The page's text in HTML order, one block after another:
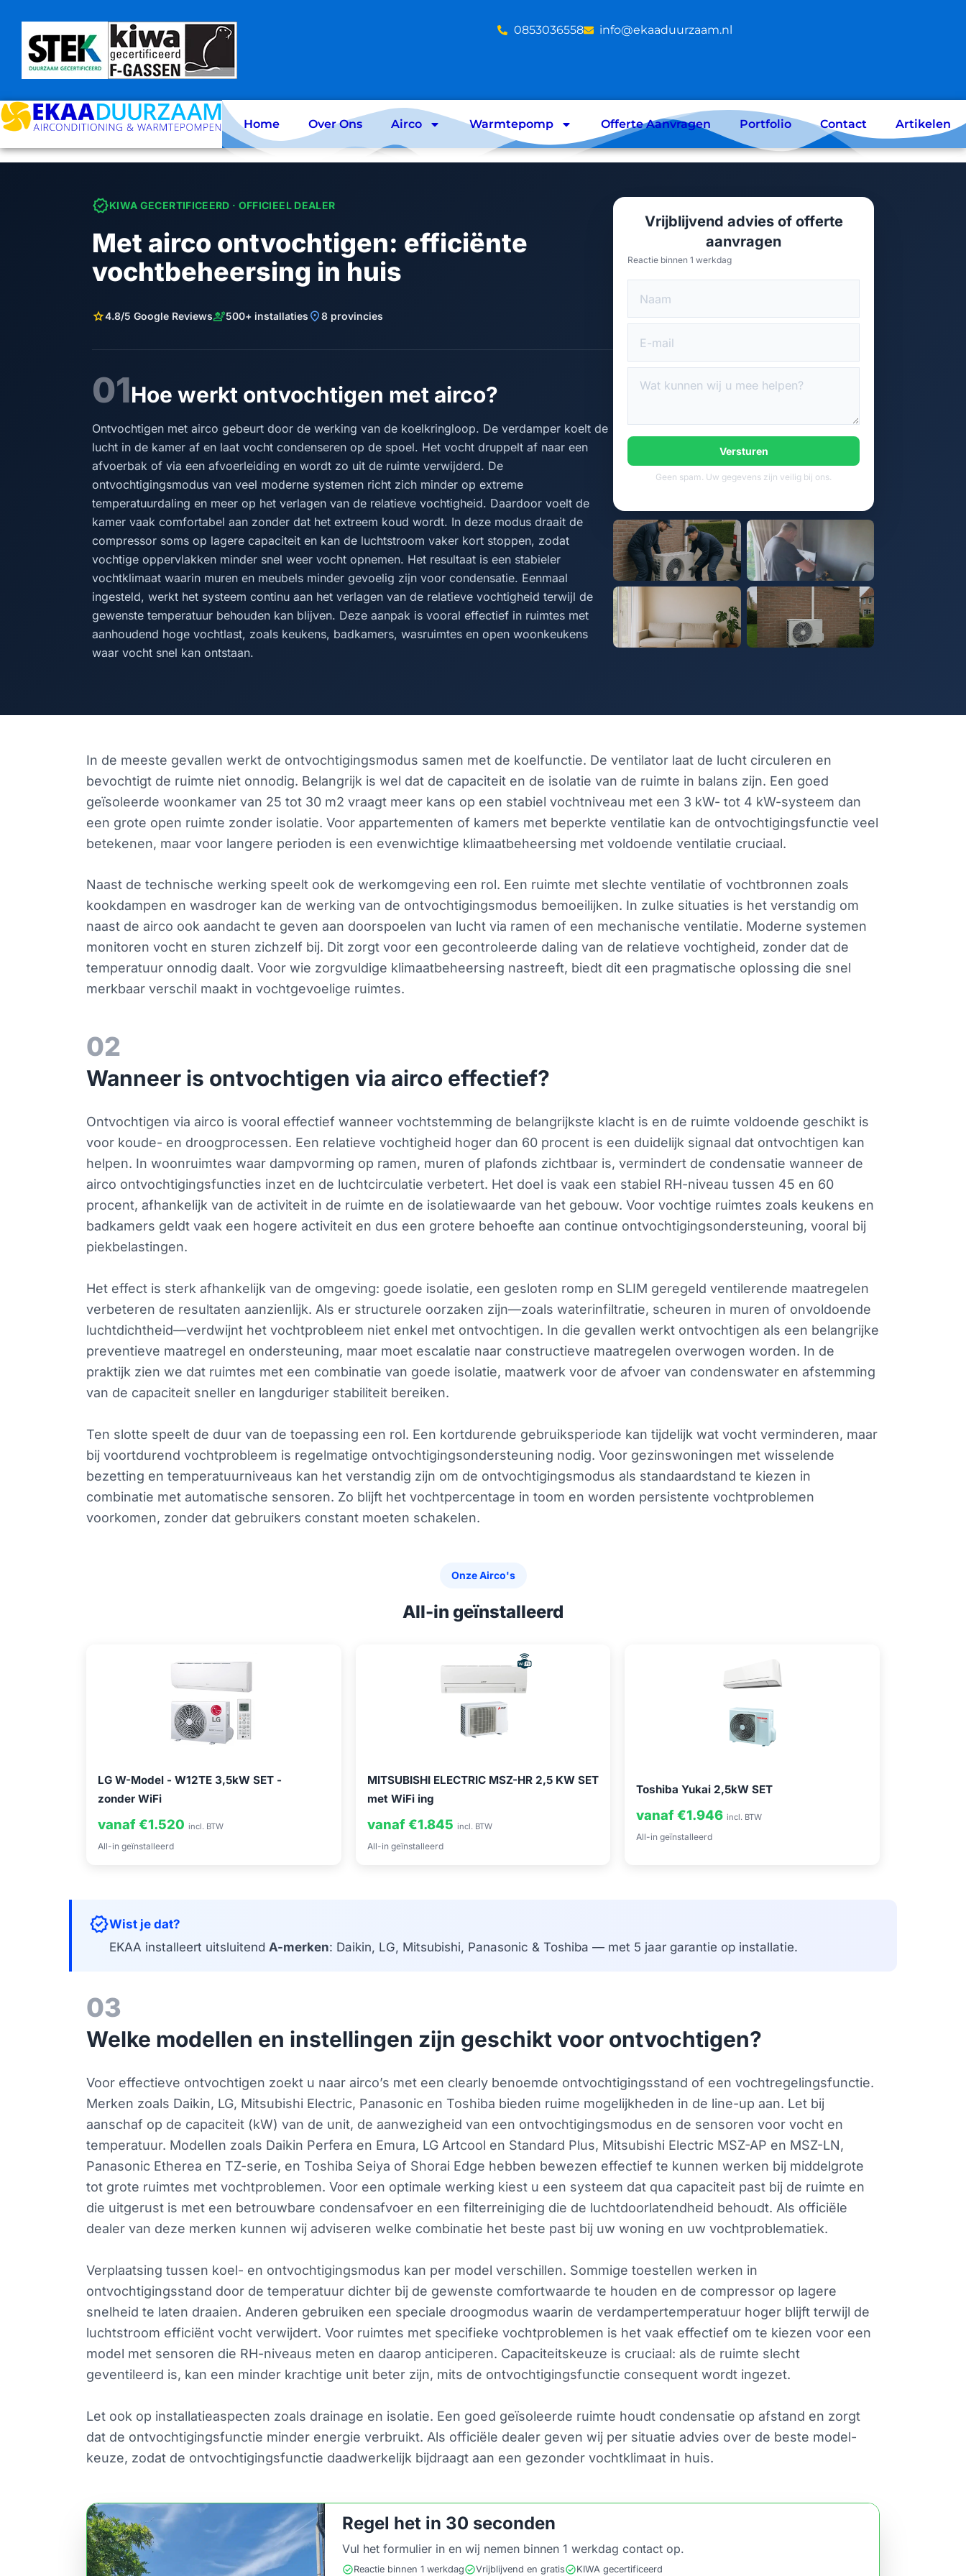
content
‪0853036558 info@ekaaduurzaam.nl
Home Over Ons Airco Warmtepomp Offerte Aanvragen Portfolio Contact Artikelen
verifiedKIWA GECERTIFICEERD · OFFICIEEL DEALER
Met airco ontvochtigen: efficiënte
vochtbeheersing in huis
star4.8/5 Google Reviewsengineering500+ installaties location_on8 provincies
01Hoe werkt ontvochtigen met airco?
Ontvochtigen met airco gebeurt door de werking van de koelkringloop. De verdamper koelt de
lucht in de kamer af en laat vocht condenseren op de spoel. Het vocht druppelt af naar een
afvoerbak of via een afvoerleiding en wordt zo uit de ruimte verwijderd. De
ontvochtigingsmodus van veel moderne systemen richt zich minder op extreme
temperatuurdaling en meer op het verlagen van de relatieve vochtigheid. Daardoor voelt de
kamer vaak comfortabel aan zonder dat het extreem koud wordt. In deze modus draait de
compressor soms op lagere capaciteit en kan de luchtstroom vaker kort stoppen, zodat
vochtige oppervlakken minder snel weer vocht opnemen. Het resultaat is een stabieler
vochtklimaat waarin muren en meubels minder gevoelig zijn voor condensatie. Eenmaal
ingesteld, werkt het systeem continu aan het verlagen van de relatieve vochtigheid terwijl de
gewenste temperatuur behouden kan blijven. Deze aanpak is vooral effectief in ruimtes met
aanhoudend hoge vochtlast, zoals keukens, badkamers, wasruimtes en open woonkeukens
waar vocht snel kan ontstaan.
Vrijblijvend advies of offerte
aanvragen
Reactie binnen 1 werkdag
Versturen
Geen spam. Uw gegevens zijn veilig bij ons.
In de meeste gevallen werkt de ontvochtigingsmodus samen met de koelfunctie. De ventilator laat de lucht circuleren en
bevochtigt de ruimte niet onnodig. Belangrijk is wel dat de capaciteit en de isolatie van de ruimte in balans zijn. Een goed
geïsoleerde woonkamer van 25 tot 30 m2 vraagt meer kans op een stabiel vochtniveau met een 3 kW- tot 4 kW-systeem dan
een grote open ruimte zonder isolatie. Voor appartementen of kamers met beperkte ventilatie kan de ontvochtigingsfunctie veel
betekenen, maar voor langere perioden is een evenwichtige klimaatbeheersing met voldoende ventilatie cruciaal.
Naast de technische werking speelt ook de werkomgeving een rol. Een ruimte met slechte ventilatie of vochtbronnen zoals
kookdampen en wasdroger kan de werking van de ontvochtigingsmodus bemoeilijken. In zulke situaties is het verstandig om
naast de airco ook aandacht te geven aan doorspoelen van lucht via ramen of een mechanische ventilatie. Moderne systemen
monitoren vocht en sturen zichzelf bij. Dit zorgt voor een gecontroleerde daling van de relatieve vochtigheid, zonder dat de
temperatuur onnodig daalt. Voor wie zorgvuldige klimaatbeheersing nastreeft, biedt dit een pragmatische oplossing die snel
merkbaar verschil maakt in vochtgevoelige ruimtes.
02
Wanneer is ontvochtigen via airco effectief?
Ontvochtigen via airco is vooral effectief wanneer vochtstemming de belangrijkste klacht is en de ruimte voldoende geschikt is
voor koude- en droogprocessen. Een relatieve vochtigheid hoger dan 60 procent is een duidelijk signaal dat ontvochtigen kan
helpen. In woonruimtes waar dampvorming op ramen, muren of plafonds zichtbaar is, vermindert de condensatie wanneer de
airco ontvochtigingsfuncties inzet en de luchtcirculatie verbetert. Het doel is vaak een stabiel RH-niveau tussen 45 en 60
procent, afhankelijk van de activiteit in de ruimte en de isolatiewaarde van het gebouw. Voor vochtige ruimtes zoals keukens en
badkamers geldt vaak een hogere activiteit en dus een grotere behoefte aan continue ontvochtigingsondersteuning, vooral bij
piekbelastingen.
Het effect is sterk afhankelijk van de omgeving: goede isolatie, een gesloten romp en SLIM geregeld ventilerende maatregelen
verbeteren de resultaten aanzienlijk. Als er structurele oorzaken zijn—zoals waterinfiltratie, scheuren in muren of onvoldoende
luchtdichtheid—verdwijnt het vochtprobleem niet enkel met ontvochtigen. In die gevallen werkt ontvochtigen als een belangrijke
preventieve maatregel en ondersteuning, maar moet escalatie naar constructieve maatregelen overwogen worden. In de
praktijk zien we dat ruimtes met een combinatie van goede isolatie, maatwerk voor de afvoer van condenswater en afstemming
van de capaciteit sneller en langduriger stabiliteit bereiken.
Ten slotte speelt de duur van de toepassing een rol. Een kortdurende gebruiksperiode kan tijdelijk wat vocht verminderen, maar
bij voortdurend vochtprobleem is regelmatige ontvochtigingsondersteuning nodig. Voor gezinswoningen met wisselende
bezetting en temperatuurniveaus kan het verstandig zijn om de ontvochtigingsmodus als standaardstand te kiezen in
combinatie met automatische sensoren. Zo blijft het vochtpercentage in toom en worden persistente vochtproblemen
voorkomen, zonder dat gebruikers constant moeten schakelen.
Onze Airco's
All-in geïnstalleerd
LG W-Model - W12TE 3,5kW SET -
zonder WiFi
vanaf €1.520 incl. BTW
All-in geïnstalleerd
MITSUBISHI ELECTRIC MSZ-HR 2,5 KW SET
met WiFi ing
vanaf €1.845 incl. BTW
All-in geïnstalleerd
Toshiba Yukai 2,5kW SET
vanaf €1.946 incl. BTW
All-in geïnstalleerd
verifiedWist je dat?
EKAA installeert uitsluitend A-merken: Daikin, LG, Mitsubishi, Panasonic & Toshiba — met 5 jaar garantie op installatie.
03
Welke modellen en instellingen zijn geschikt voor ontvochtigen?
Voor effectieve ontvochtigen zoekt u naar airco’s met een clearly benoemde ontvochtigingsstand of een vochtregelingsfunctie.
Merken zoals Daikin, LG, Mitsubishi Electric, Panasonic en Toshiba bieden ruime mogelijkheden in de line-up aan. Let bij
aanschaf op de capaciteit (kW) van de unit, de aanwezigheid van een ontvochtigingsmodus en de sensoren voor vocht en
temperatuur. Modellen zoals Daikin Perfera en Emura, LG Artcool en Standard Plus, Mitsubishi Electric MSZ-AP en MSZ-LN,
Panasonic Etherea en TZ-serie, en Toshiba Seiya of Shorai Edge hebben bewezen effectief te kunnen werken bij middelgrote
tot grote ruimtes met vochtproblemen. Voor een optimale werking kiest u een systeem dat qua capaciteit past bij de ruimte en
die uitgerust is met een betrouwbare condensafvoer en een filterreiniging die de luchtdoorlatendheid behoudt. Als officiële
dealer van deze merken kunnen wij adviseren welke combinatie het beste past bij uw woning en uw vochtproblematiek.
Verplaatsing tussen koel- en ontvochtigingsmodus kan per model verschillen. Sommige toestellen werken in
ontvochtigingsstand door de temperatuur dichter bij de gewenste comfortwaarde te houden en de compressor op lagere
snelheid te laten draaien. Anderen gebruiken een speciale droogmodus waarin de verdampertemperatuur hoger blijft terwijl de
luchtstroom efficiënt vocht verwijdert. Voor ruimtes met specifieke vochtproblemen is het vaak effectief om te kiezen voor een
model met sensoren die RH-niveaus meten en daarop anticiperen. Capaciteitskeuze is cruciaal: als de ruimte slecht
geventileerd is, kan een minder krachtige unit beter zijn, mits de ontvochtigingsfunctie consequent wordt ingezet.
Let ook op installatieaspecten zoals drainage en isolatie. Een goed geïsoleerde ruimte houdt condensatie op afstand en zorgt
dat de ontvochtigingsfunctie minder energie verbruikt. Als officiële dealer geven wij per situatie advies over de beste model-
keuze, zodat de ontvochtigingsfunctie daadwerkelijk bijdraagt aan een gezonder vochtklimaat in huis.
Regel het in 30 seconden
Vul het formulier in en wij nemen binnen 1 werkdag contact op.
check_circleReactie binnen 1 werkdagcheck_circleVrijblijvend en gratischeck_circleKIWA gecertificeerd